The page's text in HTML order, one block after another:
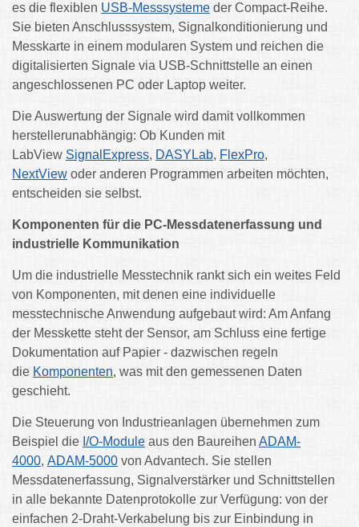
es die flexiblen USB-Messsysteme der Compact-Reihe.
Sie bieten Anschlusssystem, Signalkonditionierung und
Messkarte in einem modularen System und reichen die
digitalisierten Signale via USB-Schnittstelle an einen
angeschlossenen PC oder Laptop weiter.
Die Auswertung der Signale wird damit vollkommen
herstellerunabhängig: Ob Kunden mit
LabView SignalExpress, DASYLab, FlexPro,
NextView oder anderen Programmen arbeiten möchten,
entscheiden sie selbst.
Komponenten für die PC-Messdatenerfassung und
industrielle Kommunikation
Um die industrielle Messtechnik rankt sich ein weites Feld
von Komponenten, mit denen eine individuelle
messtechnische Anwendung aufgebaut wird: Am Anfang
der Messkette steht der Sensor, am Schluss eine fertige
Dokumentation auf Papier - dazwischen regeln
die Komponenten, was mit den gemessenen Daten
geschieht.
Die Steuerung von Industrieanlagen übernehmen zum
Beispiel die I/O-Module aus den Baureihen ADAM-
4000, ADAM-5000 von Advantech. Sie stellen
Messdatenerfassung, Signalverstärker und Schnittstellen
in alle bekannte Datenprotokolle zur Verfügung: von der
einfachen 2-Draht-Verkabelung bis zur Einbindung in